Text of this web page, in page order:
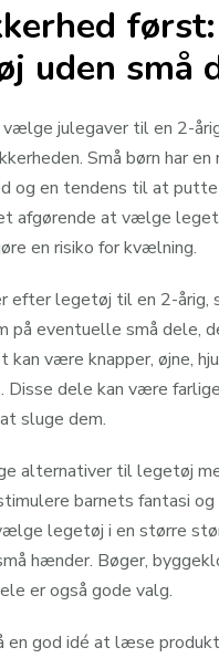
uden små
vælge julegaver til en 2-
Små børn har en
og en tendens til at putte
afgørende at vælge
en risiko for kvælning.
efter legetøj til en 2-årig,
på eventuelle små dele,
kan være knapper, øjne,
Disse dele kan være
sluge dem.
alternativer til legetøj
barnets fantasi og
legetøj i en større
hænder. Bøger,
er også gode valg.
en god idé at læse